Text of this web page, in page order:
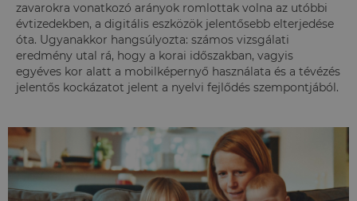
zavarokra vonatkozó arányok romlottak volna az utóbbi
évtizedekben, a digitális eszközök jelentősebb elterjedése
óta. Ugyanakkor hangsúlyozta: számos vizsgálati
eredmény utal rá, hogy a korai időszakban, vagyis
egyéves kor alatt a mobilképernyő használata és a tévézés
jelentős kockázatot jelent a nyelvi fejlődés szempontjából.